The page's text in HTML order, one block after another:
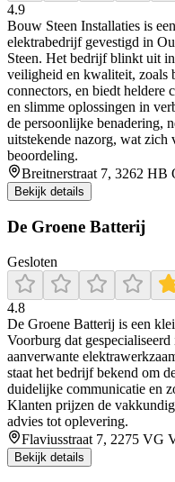
4.9
Bouw Steen Installaties is
elektrabedrijf gevestigd in
Steen. Het bedrijf blinkt uit
veiligheid en kwaliteit, zoals
connectors, en biedt heldere
en slimme oplossingen in
de persoonlijke benadering,
uitstekende nazorg, wat zich
beoordeling.
Breitnerstraat 7, 3262 HB
Bekijk details
De Groene Batterij
Gesloten
4.8
De Groene Batterij is een
Voorburg dat
aanverwante
staat het bedrijf bekend om
duidelijke communicatie en
Klanten prijzen de
advies tot oplevering.
Flaviusstraat 7, 2275 VG
Bekijk details